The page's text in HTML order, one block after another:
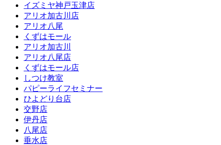
イズミヤ神戸玉津店
アリオ加古川店
アリオ八尾
くずはモール
アリオ加古川
アリオ八尾店
くずはモール店
しつけ教室
パピーライフセミナー
ひよどり台店
交野店
伊丹店
八尾店
垂水店